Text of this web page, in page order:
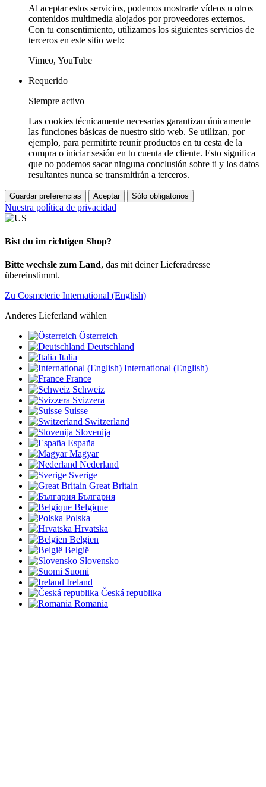
Al aceptar estos servicios, podemos mostrarte vídeos u otros
contenidos multimedia alojados por proveedores externos.
Con tu consentimiento, utilizamos los siguientes servicios de
terceros en este sitio web:
Vimeo, YouTube
Requerido
Siempre activo
Las cookies técnicamente necesarias garantizan únicamente
las funciones básicas de nuestro sitio web. Se utilizan, por
ejemplo, para permitirte reunir productos en tu cesta de la
compra o iniciar sesión en tu cuenta de cliente. Esto significa
que no podemos sacar ninguna conclusión sobre ti y los datos
resultantes nunca se transmitirán a terceros.
Guardar preferencias Aceptar Sólo obligatorios
Nuestra política de privacidad
Bist du im richtigen Shop?
Bitte wechsle zum Land, das mit deiner Lieferadresse
übereinstimmt.
Zu Cosmeterie International (English)
Anderes Lieferland wählen
Österreich
Deutschland
Italia
International (English)
France
Schweiz
Svizzera
Suisse
Switzerland
Slovenija
España
Magyar
Nederland
Sverige
Great Britain
България
Belgique
Polska
Hrvatska
Belgien
België
Slovensko
Suomi
Ireland
Česká republika
Romania